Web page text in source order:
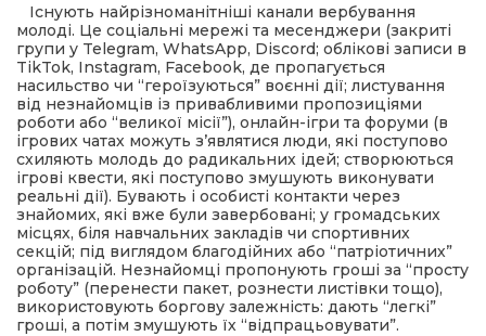
Існують найрізноманітніші канали вербування
молоді. Це соціальні мережі та месенджери (закриті
групи у Telegram, WhatsApp, Discord; облікові записи в
TikTok, Instagram, Facebook, де пропагується
насильство чи “героїзуються” воєнні дії; листування
від незнайомців із привабливими пропозиціями
роботи або “великої місії”), онлайн-ігри та форуми (в
ігрових чатах можуть з’являтися люди, які поступово
схиляють молодь до радикальних ідей; створюються
ігрові квести, які поступово змушують виконувати
реальні дії). Бувають і особисті контакти через
знайомих, які вже були завербовані; у громадських
місцях, біля навчальних закладів чи спортивних
секцій; під виглядом благодійних або “патріотичних”
організацій. Незнайомці пропонують гроші за “просту
роботу” (перенести пакет, рознести листівки тощо),
використовують боргову залежність: дають “легкі”
гроші, а потім змушують їх “відпрацьовувати”.